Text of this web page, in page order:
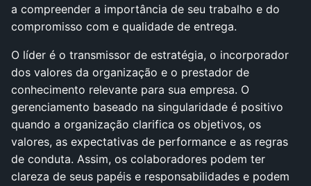
a compreender a importância de seu trabalho e do
compromisso com e qualidade de entrega.
O líder é o transmissor de estratégia, o incorporador
dos valores da organização e o prestador de
conhecimento relevante para sua empresa. O
gerenciamento baseado na singularidade é positivo
quando a organização clarifica os objetivos, os
valores, as expectativas de performance e as regras
de conduta. Assim, os colaboradores podem ter
clareza de seus papéis e responsabilidades e podem